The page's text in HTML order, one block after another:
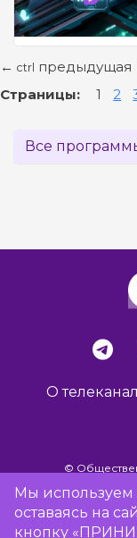
← ctrl предыдущая
Страницы: 1 2
Все
О
©
Мы используем
оставаясь на
кнопку